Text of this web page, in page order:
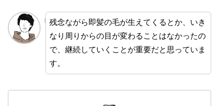
残念ながら即髪の毛が生えてくるとか、いき
なり周りからの目が変わることはなかったの
で、継続していくことが重要だと思っていま
す。